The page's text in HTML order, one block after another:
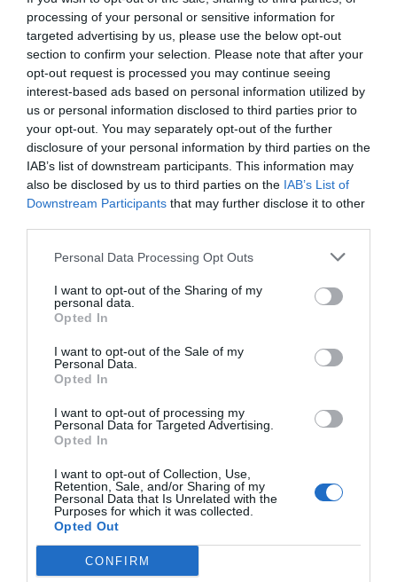
processing of your personal or sensitive information for
targeted advertising by us, please use the below opt-out
section to confirm your selection. Please note that after your
opt-out request is processed you may continue seeing
interest-based ads based on personal information utilized by
us or personal information disclosed to third parties prior to
your opt-out. You may separately opt-out of the further
disclosure of your personal information by third parties on the
IAB’s list of downstream participants. This information may
also be disclosed by us to third parties on the IAB’s List of
Downstream Participants that may further disclose it to other
Personal Data Processing Opt Outs
I want to opt-out of the Sharing of my
personal data.
Opted In
I want to opt-out of the Sale of my
Personal Data.
Opted In
I want to opt-out of processing my
Personal Data for Targeted Advertising.
Opted In
I want to opt-out of Collection, Use,
Retention, Sale, and/or Sharing of my
Personal Data that Is Unrelated with the
Purposes for which it was collected.
Opted Out
CONFIRM
AñadirVIA Empresa como fuente preferida
de Google de forma gratuita
Mantente informado con las últimas noticias de
actualidad
ACTIVAR AHORA
RELACIONADAS
vuelven de
vacaciones?
entre Barcelona y València... en
Madrid